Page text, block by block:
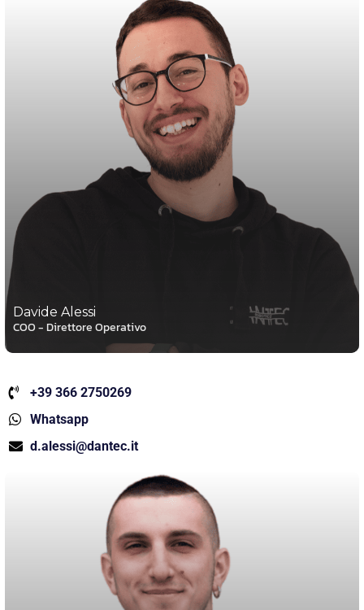
Davide Alessi
COO - Direttore Operativo
+39 366 2750269
Whatsapp
d.alessi@dantec.it